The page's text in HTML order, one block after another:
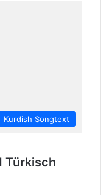
Kurdish Songtext
Türkisch